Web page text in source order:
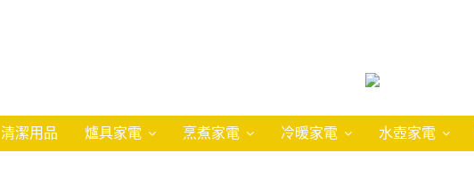
清潔用品 爐具家電 烹煮家電 冷暖家電 水壺家電